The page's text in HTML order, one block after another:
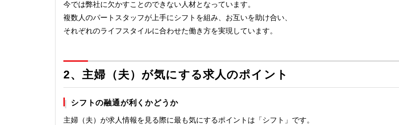
今では弊社に欠かすことのできない人材となっています。
複数人のパートスタッフが上手にシフトを組み、お互いを助け合い、
それぞれのライフスタイルに合わせた働き方を実現しています。
2、主婦（夫）が気にする求人のポイント
シフトの融通が利くかどうか
主婦（夫）が求人情報を見る際に最も気にするポイントは「シフト」です。